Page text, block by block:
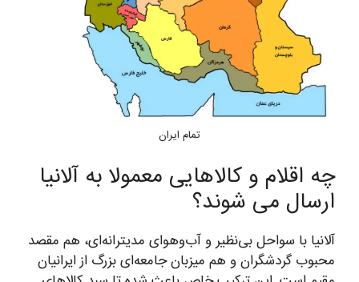
تمام ایران
چه اقلام و کالاهایی معمولا به آلانیا
ارسال می شوند؟
آلانیا با سواحل بی‌نظیر و آب‌وهوای مدیترانه‌ای، هم مقصد
محبوب گردشگران و هم میزبان جامعه‌ای بزرگ از ایرانیان